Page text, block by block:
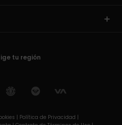
tu región
| Política de Privacidad |